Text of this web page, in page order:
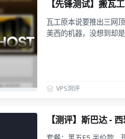
【先锋测试】搬瓦
瓦工原本说要推出三网
美西的机器，没想到却
VPS测评
【测评】斯巴达 -